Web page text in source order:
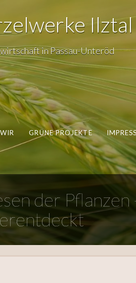
Ilztal
in Passau-Unteröd
GRÜNE PROJEKTE
der Pflanzen